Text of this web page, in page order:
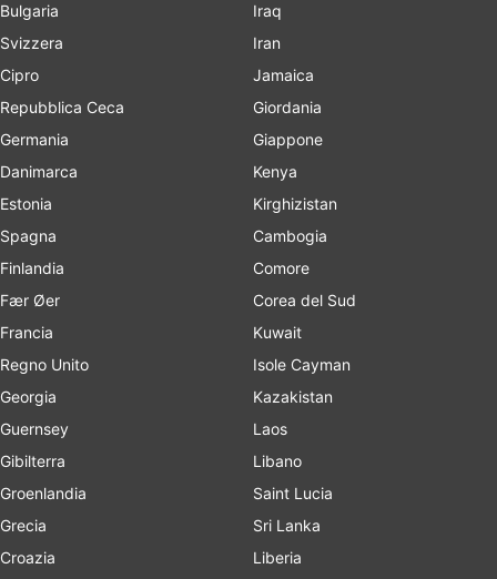
Bulgaria
Svizzera
Cipro
Repubblica Ceca
Germania
Danimarca
Estonia
Spagna
Finlandia
Fær Øer
Francia
Regno Unito
Georgia
Guernsey
Gibilterra
Groenlandia
Grecia
Croazia
Iraq
Iran
Jamaica
Giordania
Giappone
Kenya
Kirghizistan
Cambogia
Comore
Corea del Sud
Kuwait
Isole Cayman
Kazakistan
Laos
Libano
Saint Lucia
Sri Lanka
Liberia